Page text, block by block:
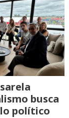
busca
político